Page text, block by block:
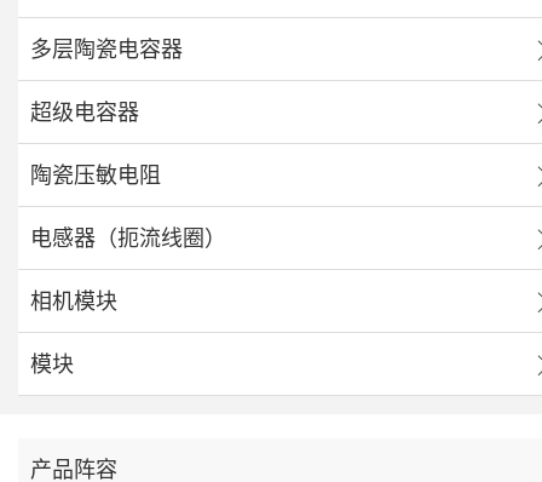
多层陶瓷电容器
超级电容器
陶瓷压敏电阻
电感器（扼流线圈）
相机模块
模块
产品阵容